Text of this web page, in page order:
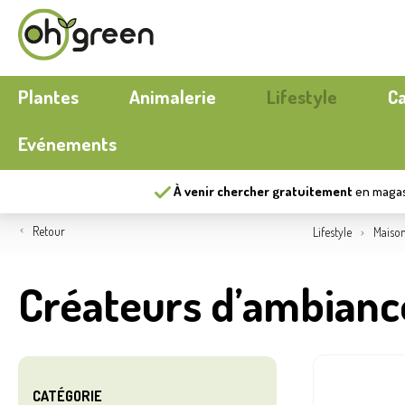
Plantes Animalerie Lifestyle
Evénements
Plantes
Outils Pots
Serres
Nieuw
Mobilier extérieur Cuisiner
Ecocheques Automne
Nieuw Jeux
À venir chercher gratuitementen
Retour Lifestyle Maison
Créateurs
CATÉGORIE